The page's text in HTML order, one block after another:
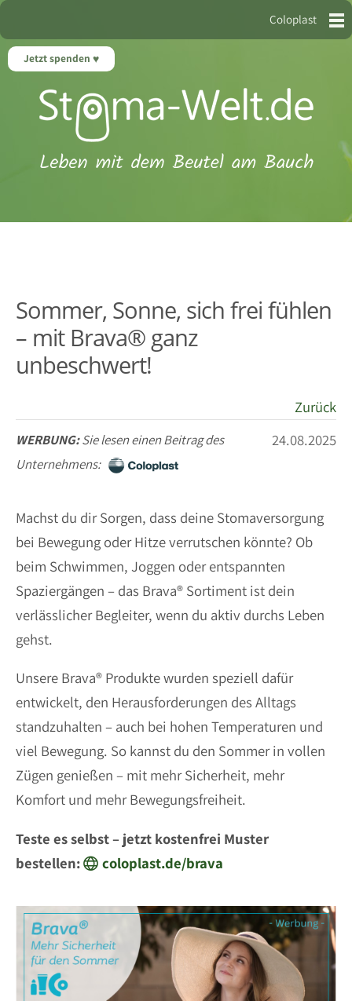
Jetzt spenden
Coloplast
Sommer, Sonne, sich frei fühlen
– mit Brava® ganz
unbeschwert!
Zurück
24.08.2025
WERBUNG:Sie lesen einen Beitrag des
Unternehmens:
Machst du dir Sorgen, dass deine Stomaversorgung
bei Bewegung oder Hitze verrutschen könnte? Ob
beim Schwimmen, Joggen oder entspannten
Spaziergängen – das Brava® Sortiment ist dein
verlässlicher Begleiter, wenn du aktiv durchs Leben
gehst.
Unsere Brava® Produkte wurden speziell dafür
entwickelt, den Herausforderungen des Alltags
standzuhalten – auch bei hohen Temperaturen und
viel Bewegung. So kannst du den Sommer in vollen
Zügen genießen – mit mehr Sicherheit, mehr
Komfort und mehr Bewegungsfreiheit.
Teste es selbst – jetzt kostenfrei Muster
bestellen:
coloplast.de/brava